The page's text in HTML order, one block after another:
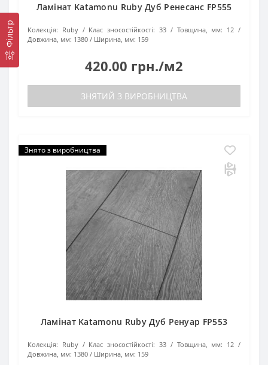
Фільтр
Ламінат Katamonu Ruby Дуб Ренесанс FP555
Колекція: Ruby Клас зносостійкості: 33 Товщина, мм: 12
Довжина, мм: 1380 Ширина, мм: 159
420.00 грн./м2
ЗНЯТИЙ З ВИРОБНИЦТВА
Знято з виробництва
Ламінат Katamonu Ruby Дуб Ренуар FP553
Колекція: Ruby Клас зносостійкості: 33 Товщина, мм: 12
Довжина, мм: 1380 Ширина, мм: 159